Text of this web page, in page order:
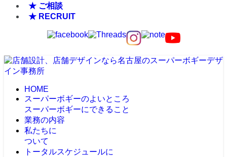
★ ご相談
★ RECRUIT
HOME
スーパーボギーのよいところ
スーパーボギーにできること
業務の内容
私たちに
ついて
トータルスケジュールに